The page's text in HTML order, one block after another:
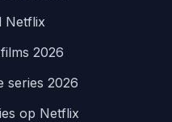
Netflix
2026
series 2026
op Netflix